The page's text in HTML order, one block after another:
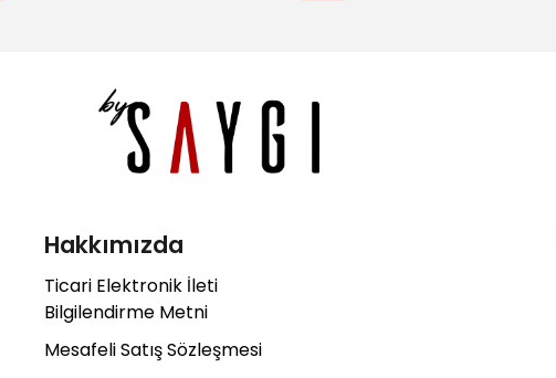
Hakkımızda
Ticari Elektronik İleti
Bilgilendirme Metni
Mesafeli Satış Sözleşmesi